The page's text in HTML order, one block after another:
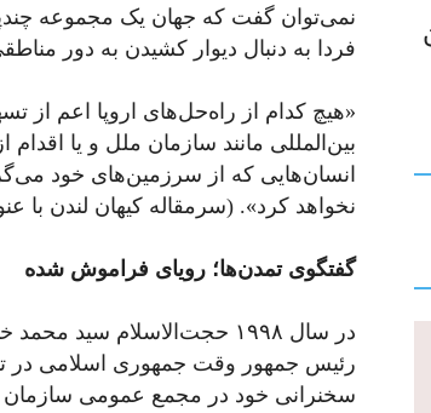
نمی‌توان گفت که جهان یک مجموعه‌
فردا به دنبال دیوار کشیدن به دور
«هیچ کدام از راه‌حل‌های اروپا اعم از
بین‌المللی مانند سازمان ملل و یا
انسان‌هایی که از سرزمین‌های خود
نخواهد کرد». (سرمقاله کیهان لندن با
گفتگوی تمدن‌ها؛ رویای فراموش شده
در سال ۱۹۹۸ حجت‌الاسلام سید
رئیس جمهور وقت جمهوری اسلامی در
سخنرانی خود در مجمع عمومی سازمان